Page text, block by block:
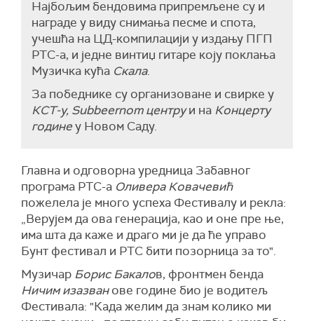
Најбољим бендовима припремљене су и
награде у виду снимања песме и спота,
учешћа на ЦД-компилацији у издању ПГП
РТС-а, и једне винтиџ гитаре коју поклања
Музичка кућа Скала.
За победнике су организоване и свирке у
КСТ-у, Subbeernom центруи на Концерту
годинеу Новом Саду.
Главна и одговорна уредница Забавног
програма РТС-а Оливера Ковачевић
пожелела је много успеха Фестивалу и рекла:
„Верујем да ова генерација, као и оне пре ње,
има шта да каже и драго ми је да ће управо
Бунт фестивал и РТС бити позорница за то".
Музичар Борис Бакалов, фронтмен бенда
Ничим изазванове године био је водитељ
Фестивала: "Када желим да знам колико ми